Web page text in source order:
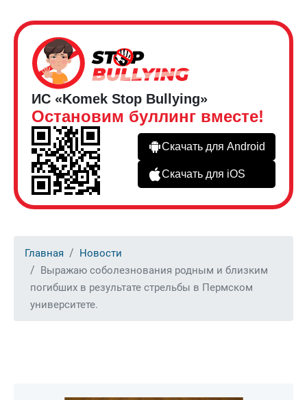
ИС «Komek Stop Bullying»
Остановим буллинг вместе!
Скачать для Android
Скачать для iOS
Главная
Новости
Выражаю соболезнования родным и близким
погибших в результате стрельбы в Пермском
университете.